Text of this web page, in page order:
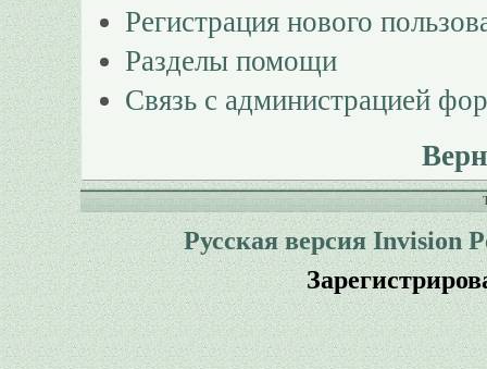
Регистрация нового
Разделы помощи
Связь с администрацией
Русская версия Invision